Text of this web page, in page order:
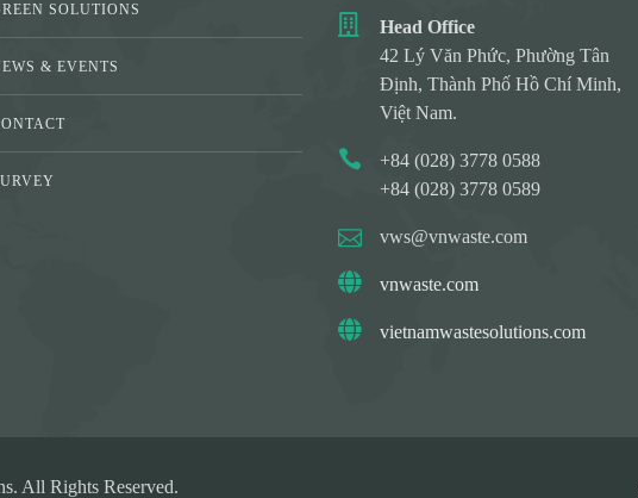
SOLUTIONS
& EVENTS
Head Office
42 Lý Văn Phức, Phường Tân
Định, Thành Phố Hồ Chí Minh,
Việt Nam.
+84 (028) 3778 0588
+84 (028) 3778 0589
vws@vnwaste.com
vnwaste.com
vietnamwastesolutions.com
All Rights Reserved.